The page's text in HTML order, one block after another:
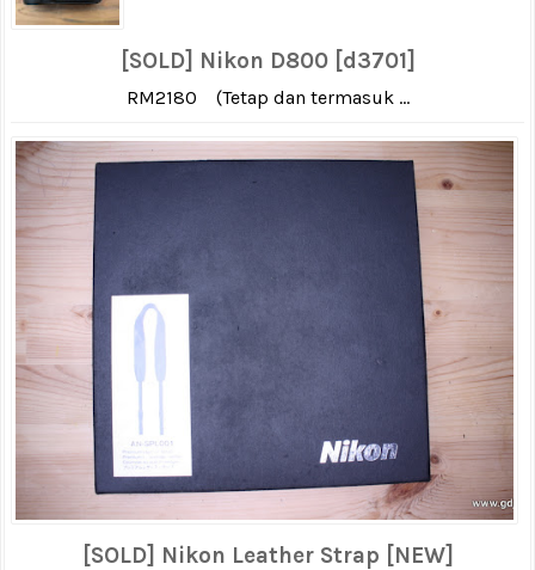
[SOLD] Nikon D800 [d3701]
RM2180 (Tetap dan termasuk ...
[SOLD] Nikon Leather Strap [NEW]